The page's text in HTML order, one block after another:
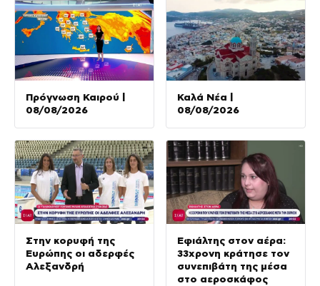
Πρόγνωση Καιρού |
08/08/2026
Καλά Νέα |
08/08/2026
Στην κορυφή της
Ευρώπης οι αδερφές
Αλεξανδρή
Εφιάλτης στον αέρα:
33χρονη κράτησε τον
συνεπιβάτη της μέσα
στο αεροσκάφος